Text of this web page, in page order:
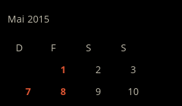
Mai 2015
D F S
S
1
2
3
7 8 9
10